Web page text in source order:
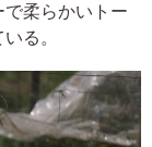
柔らかいトー
る。